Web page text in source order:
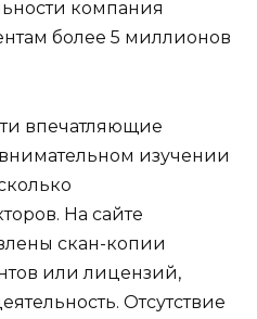
компания
более 5 миллионов
впечатляющие
изучении
На сайте
скан-копии
или лицензий,
Отсутствие